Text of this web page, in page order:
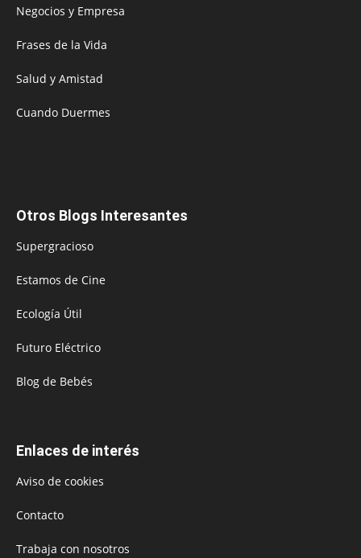
Negocios y Empresa
Frases de la Vida
Salud y Amistad
Cuando Duermes
Otros Blogs Interesantes
Supergracioso
Estamos de Cine
Ecología Útil
Futuro Eléctrico
Blog de Bebés
Enlaces de interés
Aviso de cookies
Contacto
Trabaja con nosotros